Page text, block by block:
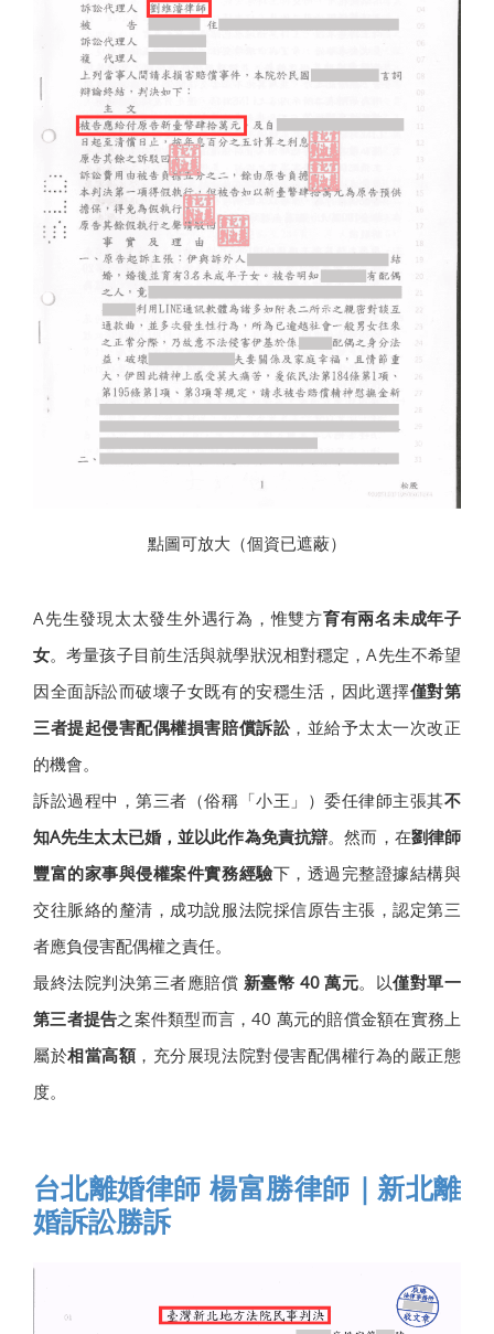
點圖可放大（個資已遮蔽）
A先生發現太太發生外遇行為，惟雙方育有兩名未成年子
女。考量孩子目前生活與就學狀況相對穩定，A先生不希望
因全面訴訟而破壞子女既有的安穩生活，因此選擇僅對第
三者提起侵害配偶權損害賠償訴訟 ，並給予太太一次改正
的機會。
訴訟過程中，第三者（俗稱「小王」）委任律師主張其不
知A先生太太已婚，並以此作為免責抗辯。然而，在劉律師
豐富的家事與侵權案件實務經驗下，透過完整證據結構與
交往脈絡的釐清，成功說服法院採信原告主張，認定第三
者應負侵害配偶權之責任。
最終法院判決第三者應賠償 新臺幣 40 萬元。以僅對單一
第三者提告之案件類型而言，40 萬元的賠償金額在實務上
屬於相當高額，充分展現法院對侵害配偶權行為的嚴正態
度。
台北離婚律師 楊富勝律師｜新北離
婚訴訟勝訴